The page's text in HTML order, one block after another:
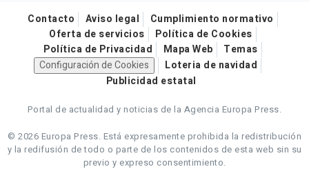
Contacto Aviso legal
Cumplimiento normativo
Oferta de servicios
Política de Cookies
Política de Privacidad
Mapa Web
Temas
Configuración de Cookies
Loteria de navidad
Publicidad estatal
Portal de actualidad y noticias de la Agencia Europa Press.
© 2026 Europa Press. Está expresamente prohibida la redistribución
y la redifusión de todo o parte de los contenidos de esta web sin su
previo y expreso consentimiento.